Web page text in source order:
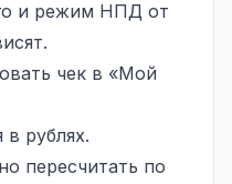
и режим НПД от
чек в «Мой
в рублях.
пересчитать по